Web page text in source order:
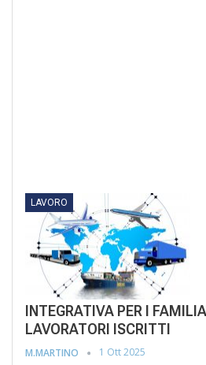
LAVORO
INTEGRATIVA PER I
LAVORATORI ISCRITTI
M.MARTINO 1 Ott 2025